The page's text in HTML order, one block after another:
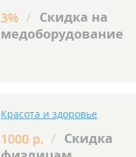
3% / Скидка на
медоборудование
Красота и здоровье
1000 р. / Скидка